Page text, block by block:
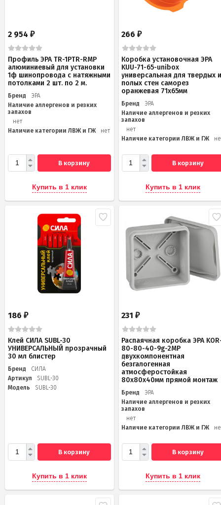
2 954 ₽
Профиль ЭРА TR-1PTR-RMP
алюминиевый для установки
1ф шинопровода с натяжными
потолками 2 шт. по 2 м.
Бренд
ЭРА
Наличие аллергенов и резких
запахов
нет
Наличие категории ЛВЖ и ГЖ
нет
В корзину
Купить в 1 клик
266₽
Коробка установочная ЭРА
KUU-71-65-unibox
универсальная для твердых
полых стен саморез
оранжевая 71х65мм
Бренд
ЭРА
Наличие аллергенов и резких
запахов
нет
Наличие категории ЛВЖ и ГЖ
В корзину
Купить в 1 клик
186 ₽
Клей СИЛА SUBL-30
УНИВЕРСАЛЬНЫЙ прозрачный
30 мл блистер
Бренд
СИЛА
Артикул
SUBL-30
Модель
SUBL-30
В корзину
Купить в 1 клик
231₽
Распаячная коробка ЭРА
80-80-40-9g-2MP
двухкомпонентная
безгалогенная
атмосферостойкая
80х80х40мм прямой монтаж
Бренд
ЭРА
Наличие аллергенов и резких
запахов
нет
Наличие категории ЛВЖ и ГЖ
В корзину
Купить в 1 клик